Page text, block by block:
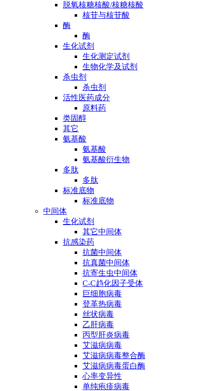
脱氧核糖核酸/核糖核酸
核苷与核苷酸
酶
酶
生化试剂
生化测定试剂
生物化学及试剂
杀虫剂
杀虫剂
活性医药成分
原料药
类固醇
其它
氨基酸
氨基酸
氨基酸衍生物
多肽
多肽
标准底物
标准底物
中间体
生化试剂
其它中间体
抗感染药
抗菌中间体
抗真菌中间体
抗寄生虫中间体
C-C趋化因子受体
巨细胞病毒
登革热病毒
丝状病毒
乙肝病毒
丙型肝炎病毒
艾滋病病毒
艾滋病病毒整合酶
艾滋病病毒蛋白酶
心率变异性
单纯疱疹病毒